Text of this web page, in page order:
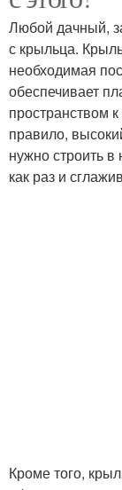
Крыльцо из
Лесенка для
Любой дачный,
с крыльца.
необходимая
обеспечивает
пространством
правило,
нужно строить
как раз и
Кроме того,